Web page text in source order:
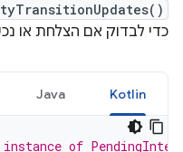
כדי לבדוק אם הצלחת או
Kotlin
Java
of